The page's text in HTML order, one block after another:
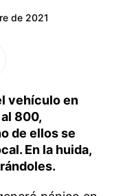
de 2021
vehículo en
800,
de ellos se
En la huida,